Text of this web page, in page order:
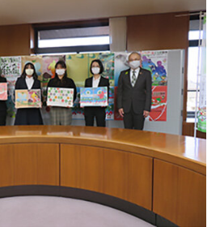
ンター
一覧
分野一覧
覧
覧
一覧
マ一覧
覧
ト
シー
タル